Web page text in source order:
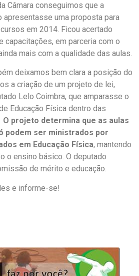
Câmara conseguimos que a
apresentasse uma proposta para
em 2014. Ficou acertado
capacitações, em parceria com o
mais com a qualidade das aulas.
deixamos bem clara a posição do
a criação de um projeto de lei,
Lelo Coimbra, que amparasse o
Educação Física dentro das
O projeto determina que as aulas
podem ser ministrados por
em Educação Física, mantendo
o ensino básico. O deputado
de mérito e educação.
e informe-se!